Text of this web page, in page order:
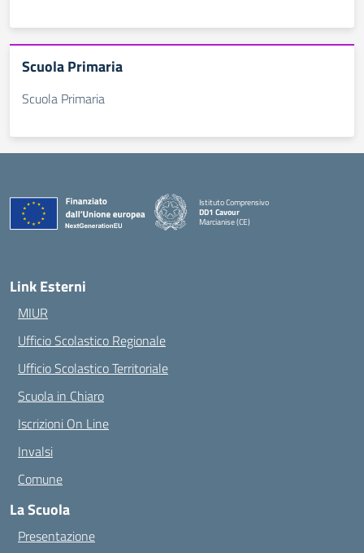
Scuola Primaria
Scuola Primaria
Istituto Comprensivo
DD1 Cavour
Marcianise (CE)
Link Esterni
MIUR
Ufficio Scolastico Regionale
Ufficio Scolastico Territoriale
Scuola in Chiaro
Iscrizioni On Line
Invalsi
Comune
La Scuola
Presentazione